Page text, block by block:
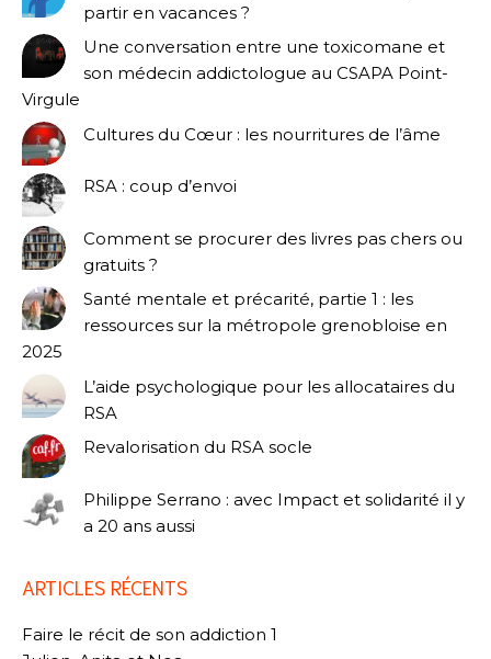
partir en vacances ?
Une conversation entre une toxicomane et
son médecin addictologue au CSAPA Point-
Virgule
Cultures du Cœur : les nourritures de l’âme
RSA : coup d’envoi
Comment se procurer des livres pas chers ou
gratuits ?
Santé mentale et précarité, partie 1 : les
ressources sur la métropole grenobloise en
2025
L’aide psychologique pour les allocataires du
RSA
Revalorisation du RSA socle
Philippe Serrano : avec Impact et solidarité il y
a 20 ans aussi
ARTICLES RÉCENTS
Faire le récit de son addiction 1